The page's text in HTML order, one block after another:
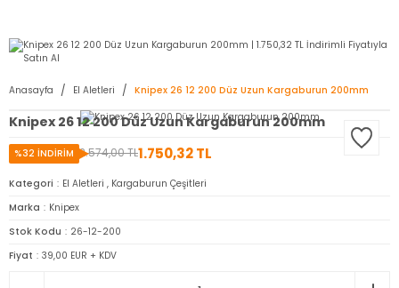
Anasayfa El Aletleri Knipex 26 12 200 Düz Uzun Kargaburun 200mm
Knipex 26 12 200 Düz Uzun Kargaburun 200mm
2.574,00 TL1.750,32 TL
%32 İNDİRİM
Kategori El Aletleri , Kargaburun Çeşitleri
Marka
Knipex
Stok Kodu
26-12-200
Fiyat
39,00 EUR + KDV